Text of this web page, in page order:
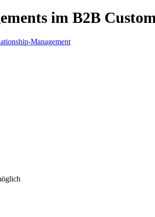
im B2B